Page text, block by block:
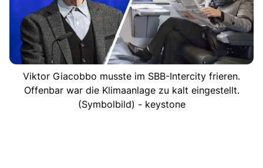
Viktor Giacobbo musste im SBB-Intercity frieren.
Offenbar war die Klimaanlage zu kalt eingestellt.
(Symbolbild) - keystone